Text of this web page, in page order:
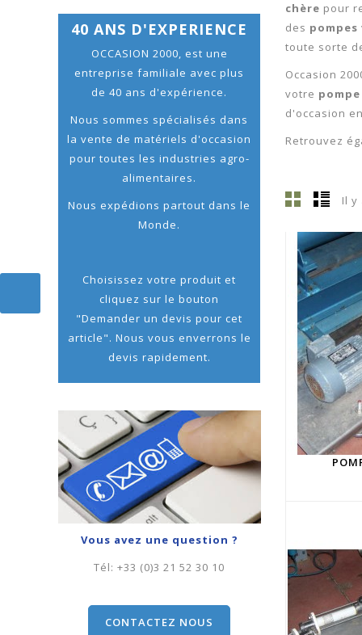
40 ANS D'EXPERIENCE
OCCASION 2000, est une
entreprise familiale avec plus
de 40 ans d'expérience.
Nous sommes spécialisés dans
la vente de matériels d'occasion
pour toutes les industries agro-
alimentaires.
Nous expédions partout dans le
Monde.
Choisissez votre produit et
cliquez sur le bouton
"Demander un devis pour cet
article". Nous vous enverrons le
devis rapidement.
Vous avez une question ?
Tél:+33 (0)3 21 52 30 10
CONTACTEZ NOUS
chère pour
des pompes
toute sorte
Occasion
votre
d'occasion
Retrouvez
Il y